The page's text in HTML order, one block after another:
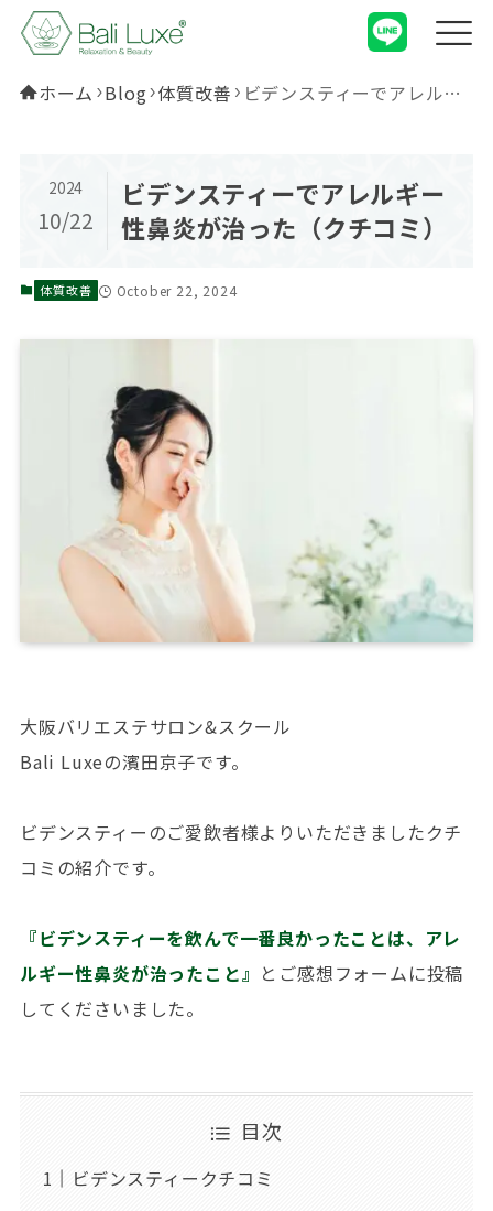
ホーム Blog 体質改善 ビデンスティーでアレルギー性鼻炎が治った（クチコミ）
ビデンスティーでアレルギー
性鼻炎が治った（クチコミ）
2024
10/22
体質改善 October 22, 2024
大阪バリエステサロン&スクール
Bali Luxeの濱田京子です。
ビデンスティーのご愛飲者様よりいただきましたクチ
コミの紹介です。
『ビデンスティーを飲んで一番良かったことは、アレ
ルギー性鼻炎が治ったこと』 とご感想フォームに投稿
してくださいました。
目次
ビデンスティークチコミ